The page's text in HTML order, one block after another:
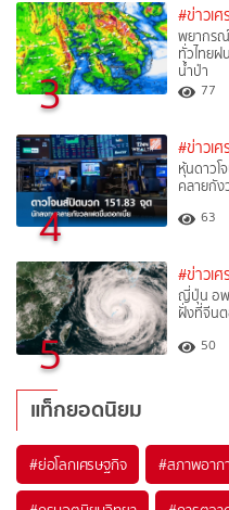
3
#ข่าวเ
พยากร
ทั่วไทยฝ
น้ำป่า
77
4
#ข่าวเ
หุ้นดาวโ
คลายกัง
63
5
#ข่าวเ
ญี่ปุ่น อพ
ฝั่งที่จีน
50
แท็กยอดนิยม
#ย่อโลกเศรษฐกิจ #สภาพอาก